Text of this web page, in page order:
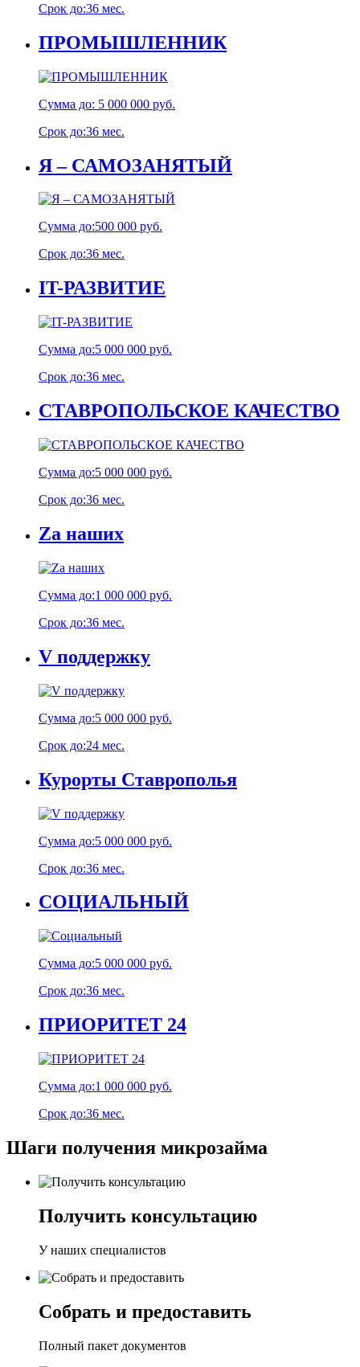
Срок до:36 мес.
ПРОМЫШЛЕННИК
Сумма до: 5 000 000 руб.
Срок до:36 мес.
Я – САМОЗАНЯТЫЙ
Сумма до:500 000 руб.
Срок до:36 мес.
IT-РАЗВИТИЕ
Сумма до:5 000 000 руб.
Срок до:36 мес.
СТАВРОПОЛЬСКОЕ КАЧЕСТВО
Сумма до:5 000 000 руб.
Срок до:36 мес.
Za наших
Сумма до:1 000 000 руб.
Срок до:36 мес.
V поддержку
Сумма до:5 000 000 руб.
Срок до:24 мес.
Курорты Ставрополья
Сумма до:5 000 000 руб.
Срок до:36 мес.
СОЦИАЛЬНЫЙ
Сумма до:5 000 000 руб.
Срок до:36 мес.
ПРИОРИТЕТ 24
Сумма до:1 000 000 руб.
Срок до:36 мес.
Шаги получения микрозайма
Получить консультацию
У наших специалистов
Собрать и предоставить
Полный пакет документов